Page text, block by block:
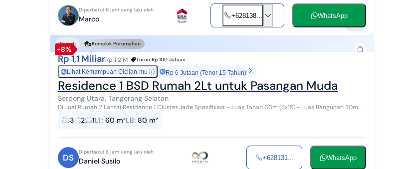
Diperbarui 6 jam yang lalu oleh
Marco +628138... WhatsApp
-8%
Rumah Komplek Perumahan
Rp 1,1 MiliarRp 1.2 M Turun Rp 100 Jutaan
RpLihat Kemampuan Cicilan-mu ⓘ Rp 6 Jutaan (Tenor 15 Tahun)
Residence 1 BSD Rumah 2Lt untuk Pasangan Muda
Serpong Utara, Tangerang Selatan
Di Jual Rumah 2 Lantai Residence 1 Cluster Jade Spesifikasi: - Luas Tanah 60m (4x15) - Luas Bangunan 80m
3 2 1LT: 60 m²LB: 80 m²
DS
Diperbarui 8 jam yang lalu oleh
Daniel Susilo +628131... WhatsApp